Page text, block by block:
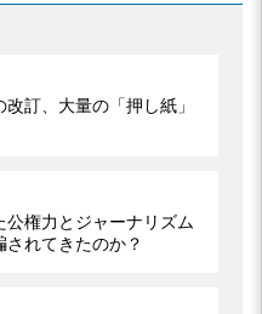
訂、大量の「押し紙」
公権力とジャーナリズム
れてきたのか？